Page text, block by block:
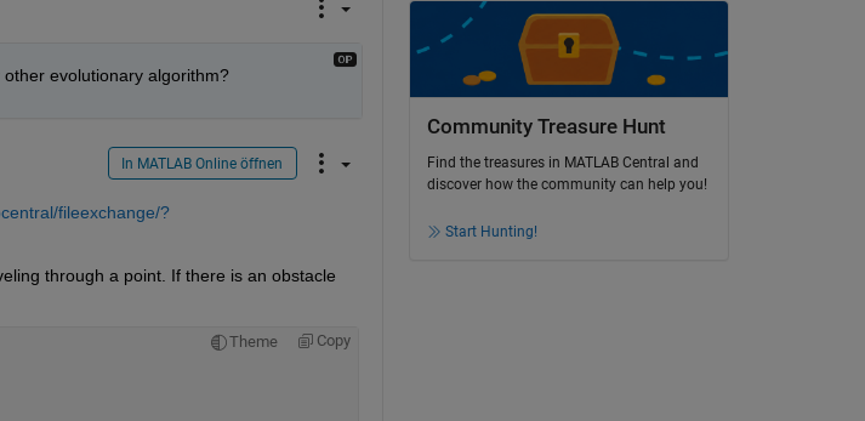
evolutionary algorithm?
In MATLAB Online öffnen
fileexchange/?
through a point. If there is an obstacle
Theme Copy
Community Treasure Hunt
Find the treasures in MATLAB Central and
discover how the community can help you!
Start Hunting!